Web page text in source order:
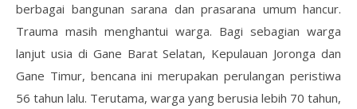
berbagai bangunan sarana dan prasarana umum hancur.
Trauma masih menghantui warga. Bagi sebagian warga
lanjut usia di Gane Barat Selatan, Kepulauan Joronga dan
Gane Timur, bencana ini merupakan perulangan peristiwa
56 tahun lalu. Terutama, warga yang berusia lebih 70 tahun,